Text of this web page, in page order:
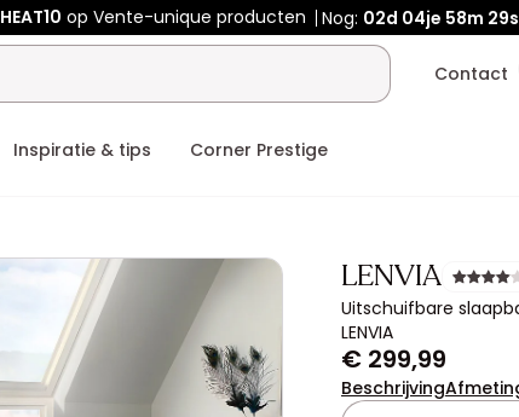
HEAT10 op Vente-unique producten Nog: 02d 04je 58m 27s
Contact
Inspiratie & tips Corner Prestige
LENVIA
Uitschuifbare
LENVIA
€ 299,99
Beschrijving